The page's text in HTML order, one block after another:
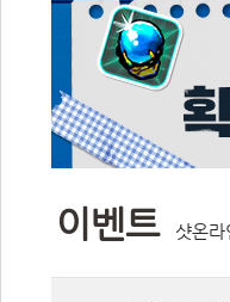
이벤트 샷온